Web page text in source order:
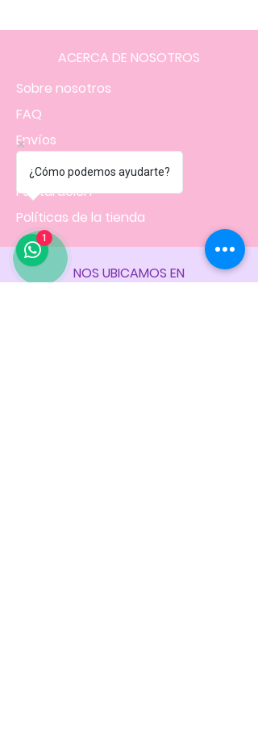
ACERCA DE NOSOTROS
Sobre nosotros
FAQ
Envíos
Contacto
Facturación
Políticas de la tienda
NOS UBICAMOS EN
¿Cómo podemos ayudarte?
1